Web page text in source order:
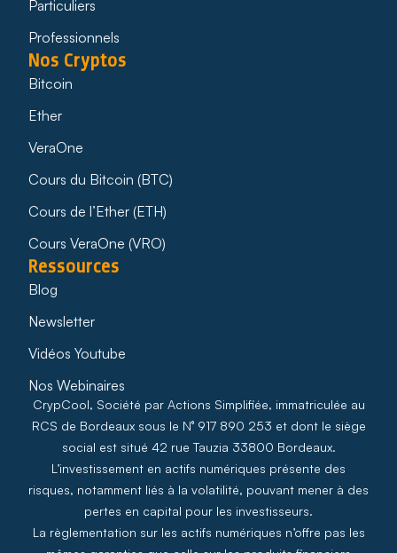
Particuliers
Professionnels
Nos Cryptos
Bitcoin
Ether
VeraOne
Cours du Bitcoin (BTC)
Cours de l’Ether (ETH)
Cours VeraOne (VRO)
Ressources
Blog
Newsletter
Vidéos Youtube
Nos Webinaires
CrypCool, Société par Actions Simplifiée, immatriculée au
RCS de Bordeaux sous le N° 917 890 253 et dont le siège
social est situé 42 rue Tauzia 33800 Bordeaux.
L’investissement en actifs numériques présente des
risques, notamment liés à la volatilité, pouvant mener à des
pertes en capital pour les investisseurs.
La règlementation sur les actifs numériques n’offre pas les